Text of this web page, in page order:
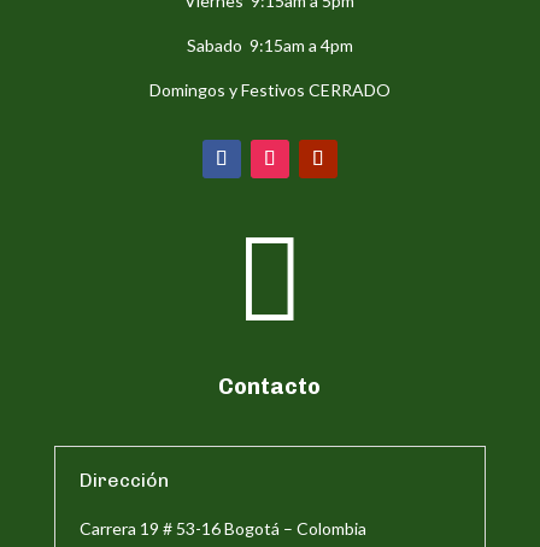
Sabado 9:15am a 4pm
Domingos y Festivos CERRADO

Contacto
Dirección
Carrera 19 # 53-16 Bogotá – Colombia